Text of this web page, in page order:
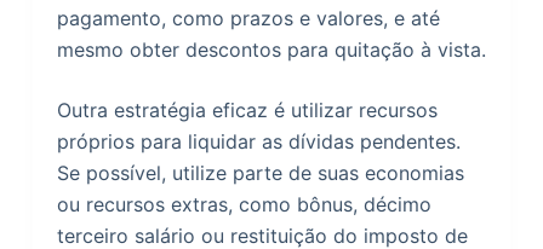
pagamento, como prazos e valores, e até
mesmo obter descontos para quitação à vista.
Outra estratégia eficaz é utilizar recursos
próprios para liquidar as dívidas pendentes.
Se possível, utilize parte de suas economias
ou recursos extras, como bônus, décimo
terceiro salário ou restituição do imposto de